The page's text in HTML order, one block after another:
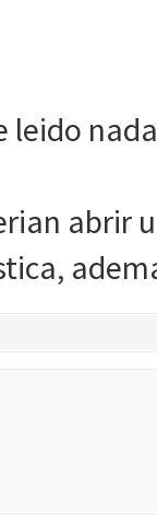
leido
abrir